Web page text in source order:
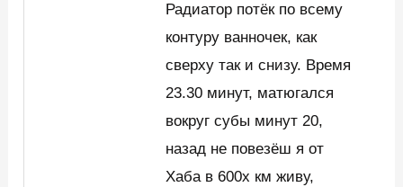
Радиатор потёк по всему
контуру ванночек, как
сверху так и снизу. Время
23.30 минут, матюгался
вокруг субы минут 20,
назад не повезёш я от
Хаба в 600х км живу,